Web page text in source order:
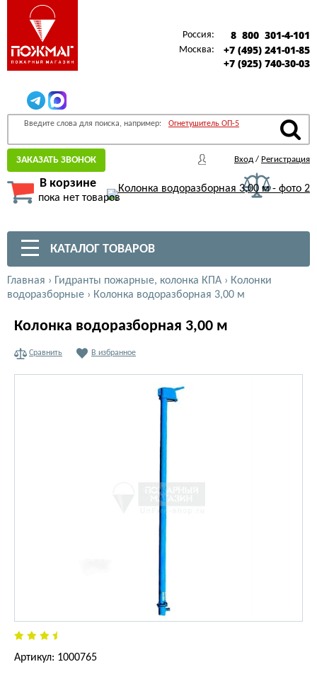
Россия: 8 800 301-4-101
Москва:
+7 (495) 241-01-85
+7 (925) 740-30-03
Введите слова для поиска, например: Огнетушитель ОП-5
ЗАКАЗАТЬ ЗВОНОК Вход / Регистрация
В корзине
пока нет товаров
КАТАЛОГ ТОВАРОВ
Главная › Гидранты пожарные, колонка КПА › Колонки
водоразборные › Колонка водоразборная 3,00 м
Колонка водоразборная 3,00 м
Сравнить В избранное
Артикул: 1000765